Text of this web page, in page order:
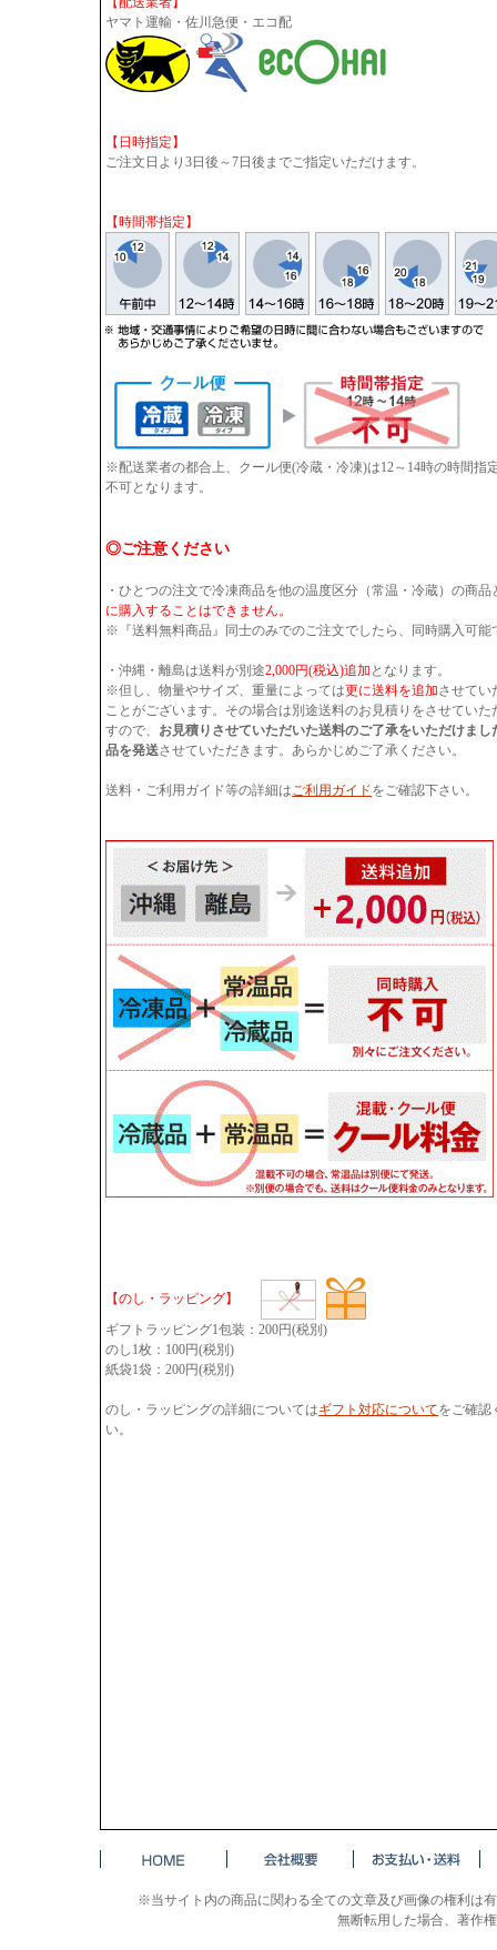
ヤマト運輸・佐川急便・エコ配
【日時指定】
ご注文日より3日後～7日後までご指定いただけます。
【時間帯指定】
※配送業者の都合上、クール便(冷蔵・冷凍)は12～14時の時間
不可となります。
◎ご注意ください
・ひとつの注文で冷凍商品を他の温度区分（常温・冷蔵）の商品
に購入することはできません。
※『送料無料商品』同士のみでのご注文でしたら、同時購入可能
・沖縄・離島は送料が別途2,000円(税込)追加 となります。
※但し、物量やサイズ、重量によっては更に送料を追加させてい
ことがございます。その場合は別途送料のお見積りをさせていた
すので、 お見積りさせていただいた送料のご了承をいただけまし
品を発送させていただきます。あらかじめご了承ください。
送料・ご利用ガイド等の詳細はご利用ガイドをご確認下さい。
【のし・ラッピング】
ギフトラッピング1包装：200円(税別)
のし1枚：100円(税別)
紙袋1袋：200円(税別)
のし・ラッピングの詳細についてはギフト対応についてをご確認
い。
※当サイト内の商品に関わる全ての文章及び画像の権利は
無断転用した場合、著作